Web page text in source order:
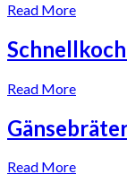
Read More
Read More
Read More